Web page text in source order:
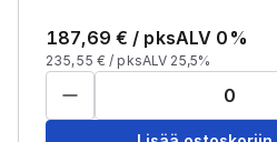
187,69 € / pksALV 0%
235,55 € / pksALV 25,5%